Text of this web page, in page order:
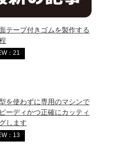
テープ付きゴムを製作する
：21
を使わずに専用のマシンで
ーディかつ正確にカッティ
します
：13